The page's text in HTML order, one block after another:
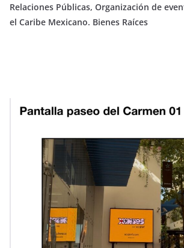
Relaciones Públicas, Organización de
el Caribe Mexicano. Bienes Raíces